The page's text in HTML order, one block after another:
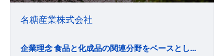
名糖産業株式会社
企業理念 食品と化成品の関連分野をベースとして おいしさたのしさ健康を 追求しお客さまに喜ばれる商品を提供します。 経営基本姿勢 お客さま重視の経営 迅速、確実な仕事とたゆまぬ創意工夫に基づく独自性のある経営 人間性を尊重し、能力、意欲を最大限に発揮する活力ある経営